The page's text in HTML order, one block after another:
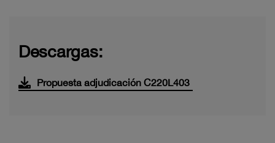
Descargas:
Propuesta adjudicación C220L403